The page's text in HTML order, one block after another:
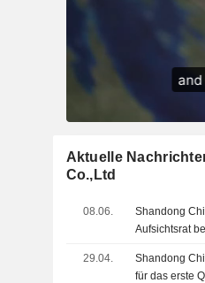
Aktuelle
Co.,Ltd
08.06.
Shandong
Aufsichtsrat
29.04.
Shandong
für das erste